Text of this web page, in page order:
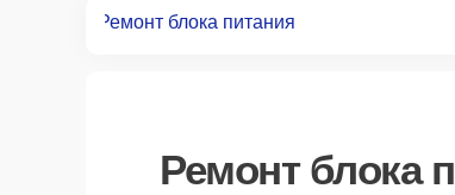
Ремонт блока питания
Ремонт блока